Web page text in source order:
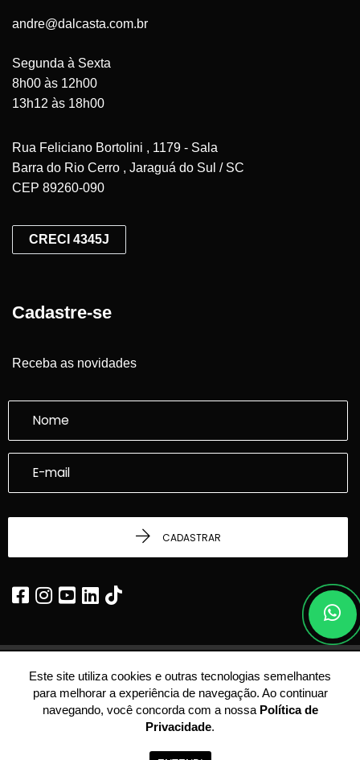
andre@dalcasta.com.br
Segunda à Sexta
8h00 às 12h00
13h12 às 18h00
Rua Feliciano Bortolini , 1179 - Sala
Barra do Rio Cerro , Jaraguá do Sul / SC
CEP 89260-090
CRECI 4345J
Cadastre-se
Receba as novidades
CADASTRAR
© 2026 - Dalcasta Imobiliária -22.339.969/0001-24 - Todos os Direitos
Reservados.
Este site utiliza cookies e outras tecnologias semelhantes
para melhorar a experiência de navegação. Ao continuar
navegando, você concorda com a nossa Política de
Privacidade.